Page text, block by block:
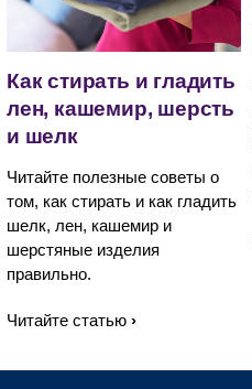
Как стирать и гладить
лен, кашемир, шерсть
и шелк
Читайте полезные советы о
том, как стирать и как гладить
шелк, лен, кашемир и
шерстяные изделия
правильно.
Читайте статью